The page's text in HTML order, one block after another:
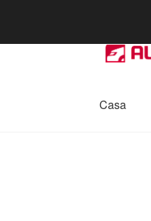
Vai
alla
Vai
al
Casa